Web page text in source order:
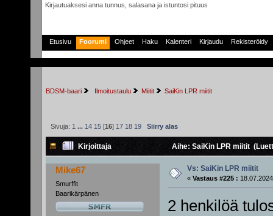
Kirjautuaksesi anna tunnus, salasana ja istuntosi pituus
Etusivu Foorumi Ohjeet Haku Kalenteri Kirjaudu Rekisteröidy
BDSM-baari Ilmoitustaulu Miitit SaiKin LPR miitit
Sivuja: 1 ... 14 15[16] 17 18 19 Siirry alas
Kirjoittaja Aihe: SaiKin LPR miitit
Mike67
Smurffit
Baarikärpänen
Vs: SaiKin LPR miitit
« Vastaus #225 :
2 henkilöä